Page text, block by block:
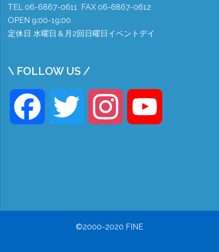
TEL 06-6867-0611 FAX 06-6867-0612
OPEN 9:00-19:00
定休日 水曜日＆月2回日曜日イベントデイ
\ FOLLOW US /
Facebook Twitter Instagram
©2000-2020 FINE